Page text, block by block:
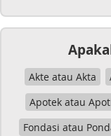
Akte atau Akta
Apotek atau
Fondasi atau